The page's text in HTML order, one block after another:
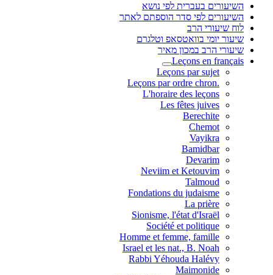
השיעורים בעברית לפי נושא
השיעורים לפי סדר הוספתם לאתר
לוח שיעורי הרב
שיעור יומי בוואטסאפ וטלגרם
שיעורי הרב במכון מאיר
Leçons en français
Leçons par sujet
.Leçons par ordre chron
L'horaire des leçons
Les fêtes juives
Berechite
Chemot
Vayikra
Bamidbar
Devarim
Neviim et Ketouvim
Talmoud
Fondations du judaisme
La prière
Sionisme, l'état d'Israël
Société et politique
Homme et femme, famille
Israel et les nat., B. Noah
Rabbi Yéhouda Halévy
Maimonide